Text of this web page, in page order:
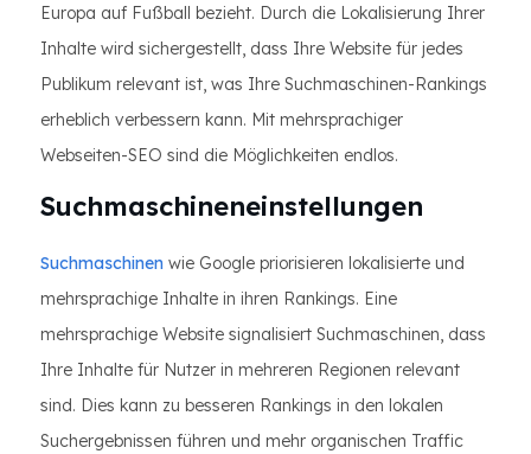
Europa auf Fußball bezieht. Durch die Lokalisierung Ihrer
Inhalte wird sichergestellt, dass Ihre Website für jedes
Publikum relevant ist, was Ihre Suchmaschinen-Rankings
erheblich verbessern kann. Mit mehrsprachiger
Webseiten-SEO sind die Möglichkeiten endlos.
Suchmaschineneinstellungen
Suchmaschinen wie Google priorisieren lokalisierte und
mehrsprachige Inhalte in ihren Rankings. Eine
mehrsprachige Website signalisiert Suchmaschinen, dass
Ihre Inhalte für Nutzer in mehreren Regionen relevant
sind. Dies kann zu besseren Rankings in den lokalen
Suchergebnissen führen und mehr organischen Traffic